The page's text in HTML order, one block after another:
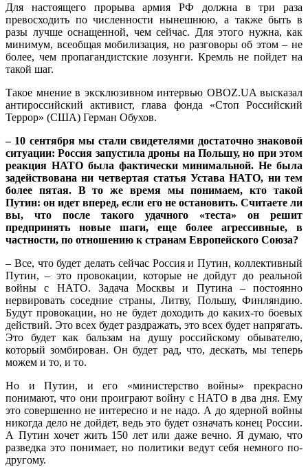
Для настоящего прорыва армия РФ должна в три раза
превосходить по численности нынешнюю, а также быть в
разы лучше оснащенной, чем сейчас. Для этого нужна, как
минимум, всеобщая мобилизация, но разговоры об этом – не
более, чем пропагандистские лозунги. Кремль не пойдет на
такой шаг.
Такое мнение в эксклюзивном интервью OBOZ.UA высказал
антироссийский активист, глава фонда «Стоп Российский
Террор» (США) Герман Обухов.
– 10 сентября мы стали свидетелями достаточно знаковой
ситуации: Россия запустила дроны на Польшу, но при этом
реакция НАТО была фактически минимальной. Не была
задействована ни четвертая статья Устава НАТО, ни тем
более пятая. В то же время мы понимаем, кто такой
Путин: он идет вперед, если его не остановить. Считаете ли
вы, что после такого удачного «теста» он решит
предпринять новые шаги, еще более агрессивные, в
частности, по отношению к странам Европейского Союза?
– Все, что будет делать сейчас Россия и Путин, коллективный
Путин, – это провокации, которые не дойдут до реальной
войны с НАТО. Задача Москвы и Путина – постоянно
нервировать соседние страны, Литву, Польшу, Финляндию.
Будут провокации, но не будет доходить до каких-то боевых
действий. Это всех будет раздражать, это всех будет напрягать.
Это будет как бальзам на душу российскому обывателю,
который зомбирован. Он будет рад, что, дескать, мы теперь
можем и то, и то.
Но и Путин, и его «министерство войны» прекрасно
понимают, что они проиграют войну с НАТО в два дня. Ему
это совершенно не интересно и не надо. А до ядерной войны
никогда дело не дойдет, ведь это будет означать конец России.
А Путин хочет жить 150 лет или даже вечно. Я думаю, что
разведка это понимает, но политики ведут себя немного по-
другому.